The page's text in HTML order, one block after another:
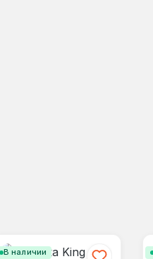
В наличии